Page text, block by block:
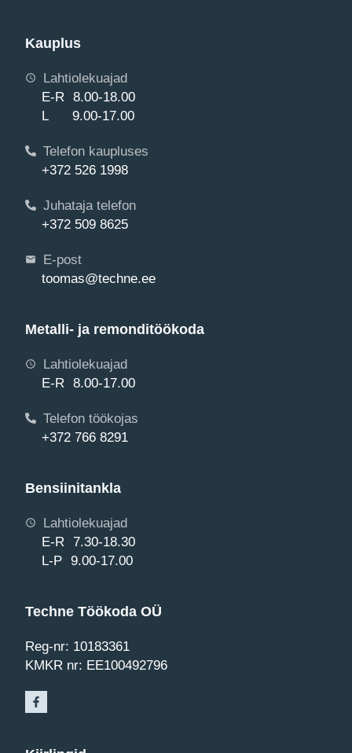
Kauplus
Lahtiolekuajad
E-R 8.00-18.00
L 9.00-17.00
Telefon kaupluses
+372 526 1998
Juhataja telefon
+372 509 8625
E-post
toomas@techne.ee
Metalli- ja remonditöökoda
Lahtiolekuajad
E-R 8.00-17.00
Telefon töökojas
+372 766 8291
Bensiinitankla
Lahtiolekuajad
E-R 7.30-18.30
L-P 9.00-17.00
Techne Töökoda OÜ
Reg-nr: 10183361
KMKR nr: EE100492796